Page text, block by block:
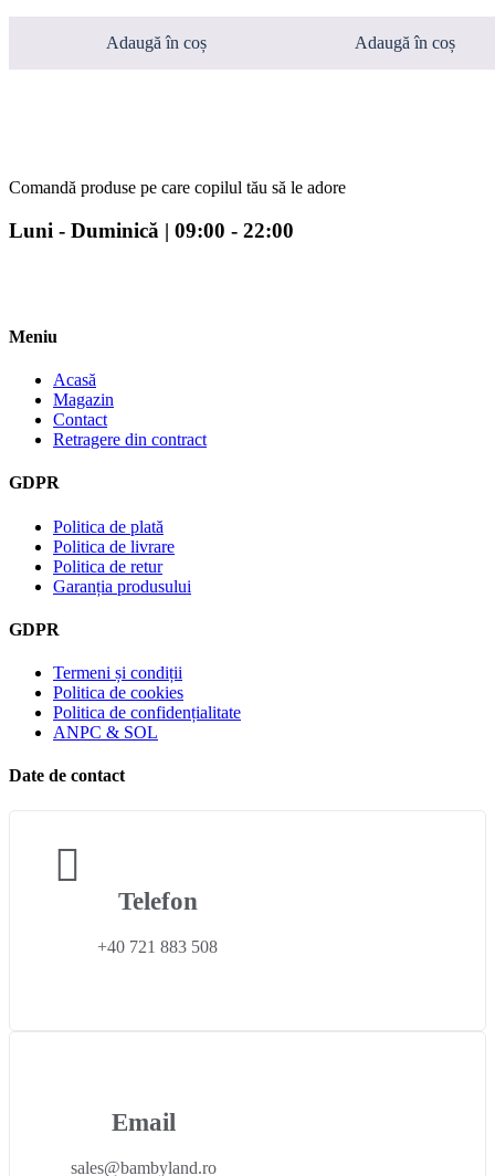
Adaugă în coș
a
fost:
310,00 lei.
este:
Adaugă în coș
Comandă produse pe care copilul tău să le adore
Luni - Duminică | 09:00 - 22:00
Meniu
Acasă
Magazin
Contact
Retragere din contract
GDPR
Politica de plată
Politica de livrare
Politica de retur
Garanția produsului
GDPR
Termeni și condiții
Politica de cookies
Politica de confidențialitate
ANPC & SOL
Date de contact
Telefon
+40 721 883 508
Email
sales@bambyland.ro​